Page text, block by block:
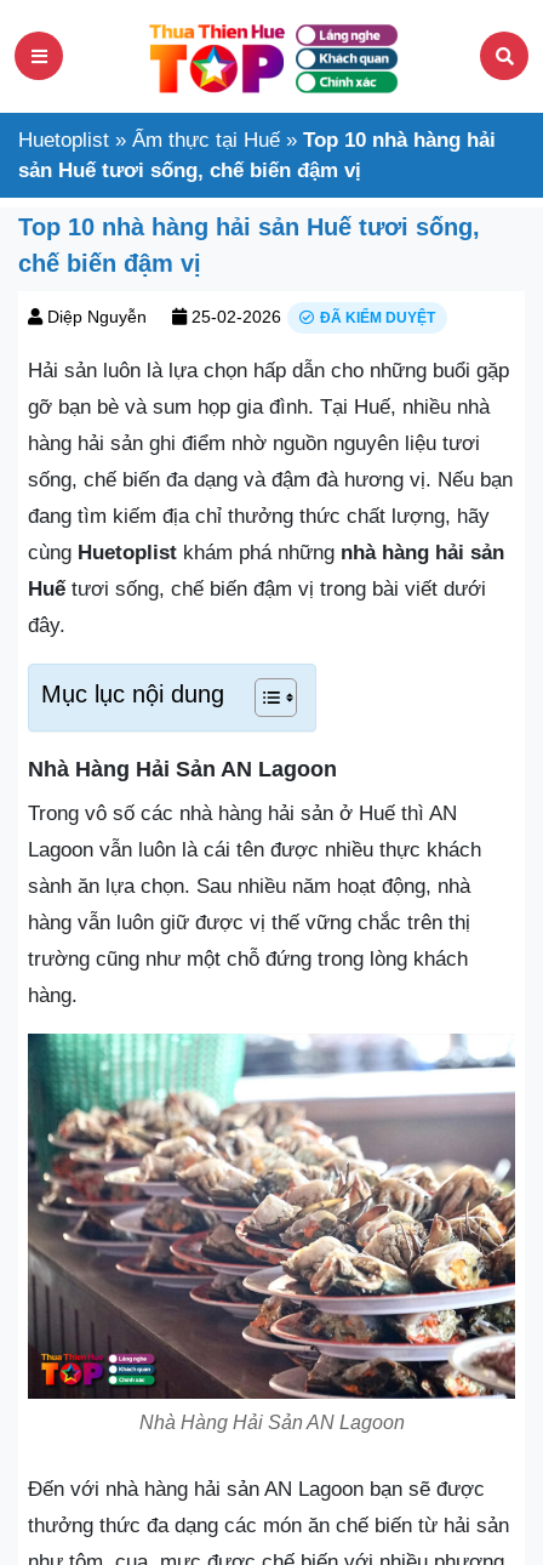
Huetoplist » Ẩm thực tại Huế » Top 10 nhà hàng hải
sản Huế tươi sống, chế biến đậm vị
Top 10 nhà hàng hải sản Huế tươi sống,
chế biến đậm vị
Diệp Nguyễn 25-02-2026 ĐÃ KIỂM DUYỆT
Hải sản luôn là lựa chọn hấp dẫn cho những buổi gặp
gỡ bạn bè và sum họp gia đình. Tại Huế, nhiều nhà
hàng hải sản ghi điểm nhờ nguồn nguyên liệu tươi
sống, chế biến đa dạng và đậm đà hương vị. Nếu bạn
đang tìm kiếm địa chỉ thưởng thức chất lượng, hãy
cùng Huetoplist khám phá những nhà hàng hải sản
Huếtươi sống, chế biến đậm vị trong bài viết dưới
đây.
Mục lục nội dung
Nhà Hàng Hải Sản AN Lagoon
Trong vô số các nhà hàng hải sản ở Huế thì AN
Lagoon vẫn luôn là cái tên được nhiều thực khách
sành ăn lựa chọn. Sau nhiều năm hoạt động, nhà
hàng vẫn luôn giữ được vị thế vững chắc trên thị
trường cũng như một chỗ đứng trong lòng khách
hàng.
Nhà Hàng Hải Sản AN Lagoon
Đến với nhà hàng hải sản AN Lagoon bạn sẽ được
thưởng thức đa dạng các món ăn chế biến từ hải sản